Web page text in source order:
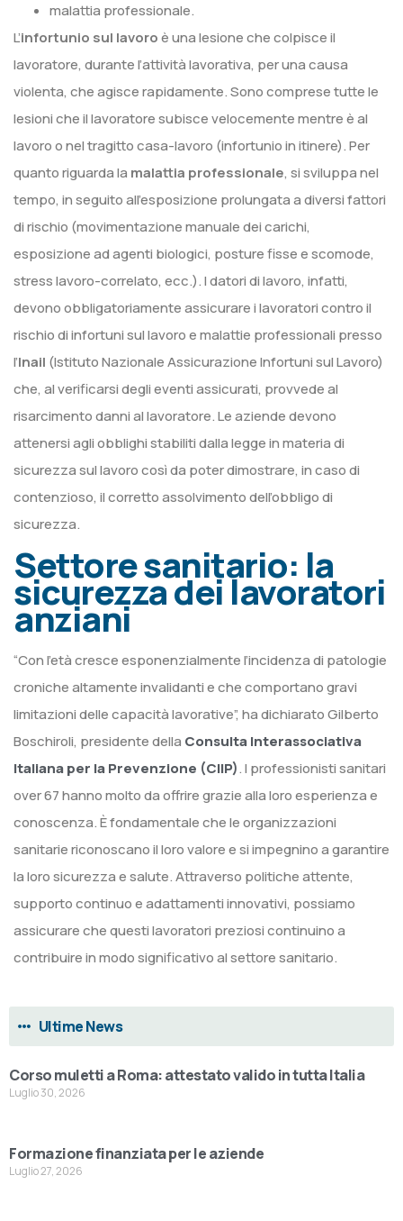
malattia professionale.
L’infortunio sul lavoroè una lesione che colpisce il
lavoratore, durante l’attività lavorativa, per una causa
violenta, che agisce rapidamente. Sono comprese tutte le
lesioni che il lavoratore subisce velocemente mentre è al
lavoro o nel tragitto casa-lavoro (infortunio in itinere). Per
quanto riguarda la malattia professionale, si sviluppa nel
tempo, in seguito all’esposizione prolungata a diversi fattori
di rischio (movimentazione manuale dei carichi,
esposizione ad agenti biologici, posture fisse e scomode,
stress lavoro-correlato, ecc.). I datori di lavoro, infatti,
devono obbligatoriamente assicurare i lavoratori contro il
rischio di infortuni sul lavoro e malattie professionali presso
l’Inail (Istituto Nazionale Assicurazione Infortuni sul Lavoro)
che, al verificarsi degli eventi assicurati, provvede al
risarcimento danni al lavoratore. Le aziende devono
attenersi agli obblighi stabiliti dalla legge in materia di
sicurezza sul lavoro così da poter dimostrare, in caso di
contenzioso, il corretto assolvimento dell’obbligo di
sicurezza.
Settore sanitario: la
sicurezza dei lavoratori
anziani
“Con l’età cresce esponenzialmente l’incidenza di patologie
croniche altamente invalidanti e che comportano gravi
limitazioni delle capacità lavorative”, ha dichiarato Gilberto
Boschiroli, presidente della Consulta Interassociativa
Italiana per la Prevenzione (CIIP). I professionisti sanitari
over 67 hanno molto da offrire grazie alla loro esperienza e
conoscenza. È fondamentale che le organizzazioni
sanitarie riconoscano il loro valore e si impegnino a garantire
la loro sicurezza e salute. Attraverso politiche attente,
supporto continuo e adattamenti innovativi, possiamo
assicurare che questi lavoratori preziosi continuino a
contribuire in modo significativo al settore sanitario.
Ultime News
Corso muletti a Roma: attestato valido in tutta Italia
Luglio 30, 2026
Formazione finanziata per le aziende
Luglio 27, 2026